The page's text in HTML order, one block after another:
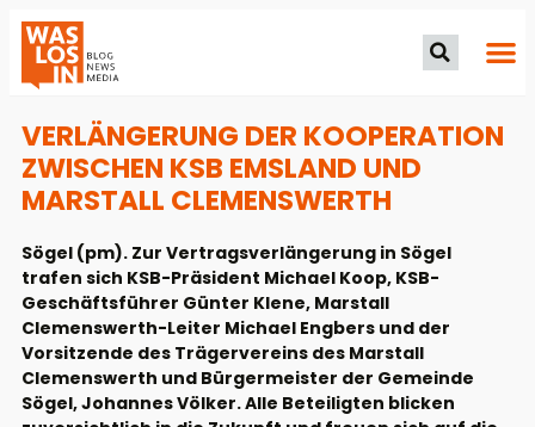
VERLÄNGERUNG DER KOOPERATION
ZWISCHEN KSB EMSLAND UND
MARSTALL CLEMENSWERTH
Sögel (pm). Zur Vertragsverlängerung in Sögel
trafen sich KSB-Präsident Michael Koop, KSB-
Geschäftsführer Günter Klene, Marstall
Clemenswerth-Leiter Michael Engbers und der
Vorsitzende des Trägervereins des Marstall
Clemenswerth und Bürgermeister der Gemeinde
Sögel, Johannes Völker. Alle Beteiligten blicken